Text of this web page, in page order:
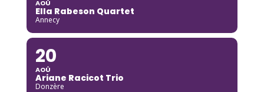
AOÛ
Ella Rabeson Quartet
Annecy
20
AOÛ
Ariane Racicot Trio
Donzère